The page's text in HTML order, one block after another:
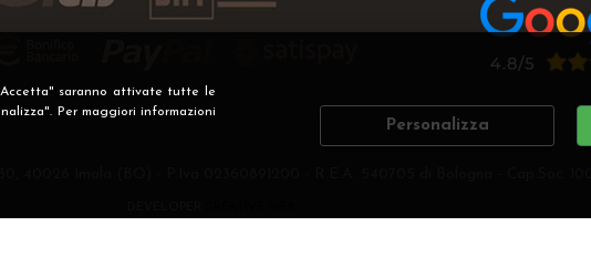
saranno attivate tutte le
Per maggiori informazioni
Personalizza